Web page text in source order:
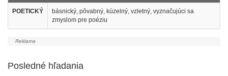
POETICKÝ
básnický, pôvabný, kúzelný, vzletný, vyznačujúci sa
zmyslom pre poéziu
Posledné hľadania